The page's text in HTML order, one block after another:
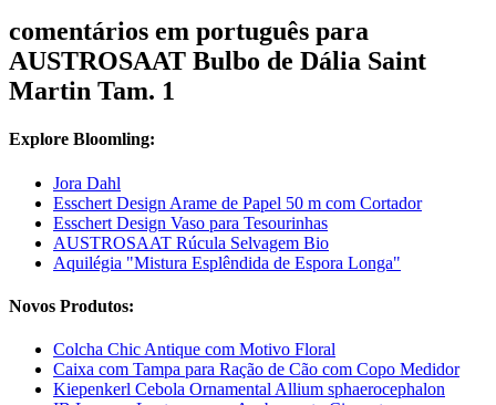
comentários em português para
AUSTROSAAT Bulbo de Dália Saint
Martin Tam. 1
Explore Bloomling:
Jora Dahl
Esschert Design Arame de Papel 50 m com Cortador
Esschert Design Vaso para Tesourinhas
AUSTROSAAT Rúcula Selvagem Bio
Aquilégia "Mistura Esplêndida de Espora Longa"
Novos Produtos:
Colcha Chic Antique com Motivo Floral
Caixa com Tampa para Ração de Cão com Copo Medidor
Kiepenkerl Cebola Ornamental Allium sphaerocephalon